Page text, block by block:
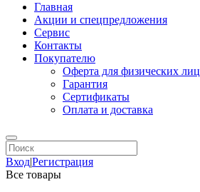
Главная
Акции и спецпредложения
Сервис
Контакты
Покупателю
Оферта для физических лиц
Гарантия
Сертификаты
Оплата и доставка
Вход|Регистрация
Все товары